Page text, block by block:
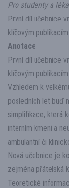
Pro studenty a
První díl učebnice
klíčovým
Anotace
První díl učebnice
klíčovým
Vzhledem k
posledních let buď
simplifikace, která
interním kmeni a
ambulantní či
Nová učebnice je
zejména přátelská
Teoretické